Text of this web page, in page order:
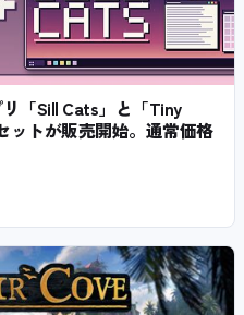
「Sill Cats」と「Tiny
ットが販売開始。通常価格